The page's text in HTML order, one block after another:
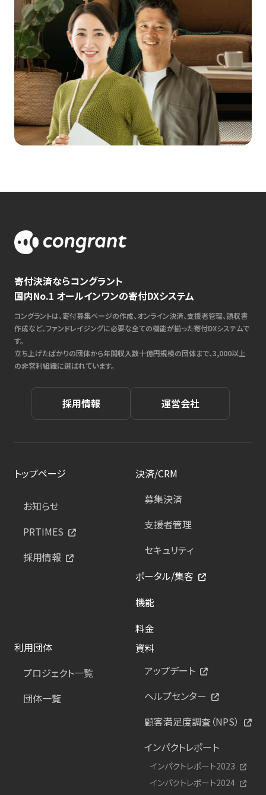
寄付決済ならコングラント
国内No.1 オールインワンの寄付DXシステム
コングラントは、寄付募集ページの作成、オンライン決済、支援者管理、領収書
作成など、ファンドレイジングに必要な全ての機能が揃った寄付DXシステムで
す。
立ち上げたばかりの団体から年間収入数十億円規模の団体まで、3,000以上
の非営利組織に選ばれています。
採用情報 運営会社
トップページ
お知らせ
PRTIMES
採用情報
決済/CRM
募集決済
支援者管理
セキュリティ
ポータル/集客
機能
料金
利用団体
プロジェクト一覧
団体一覧
資料
アップデート
ヘルプセンター
顧客満足度調査（NPS）
インパクトレポート
インパクトレポート2023
インパクトレポート2024